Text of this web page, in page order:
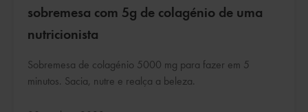
sobremesa com 5g de colagénio de uma
nutricionista
Sobremesa de colagénio 5000 mg para fazer em 5
minutos. Sacia, nutre e realça a beleza.